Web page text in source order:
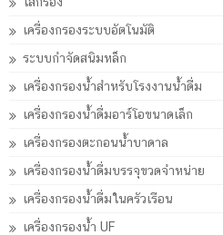
เครื่องกรองระบบอัตโนมัติ
ระบบกำจัดสนิมหล็ก
เครื่องกรองน้ำสำหรับโรงงานน้ำดื่ม
เครื่องกรองน้ำดื่มอาร์โอขนาดเล็ก
เครื่องกรองตะกอนน้ำบาดาล
เครื่องกรองน้ำดื่มบรรจุขวดจำหน่าย
เครื่องกรองน้ำดื่มในครัวเรือน
เครื่องกรองน้ำ UF